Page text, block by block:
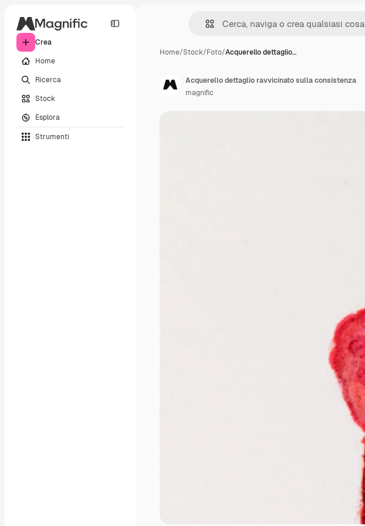
Crea
Home
Ricerca
Stock
Esplora
Strumenti
Home/Stock/Foto/Acquerello dettaglio…
Acquerello dettaglio ravvicinato sulla consistenza
magnific